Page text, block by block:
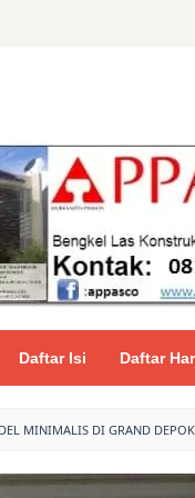
Daftar Isi Daftar
MINIMALIS DI GRAND